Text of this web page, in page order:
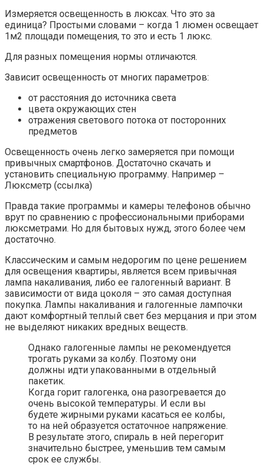
Измеряется освещенность в люксах. Что это за
единица? Простыми словами – когда 1 люмен освещает
1м2 площади помещения, то это и есть 1 люкс.
Для разных помещения нормы отличаются.
Зависит освещенность от многих параметров:
от расстояния до источника света
цвета окружающих стен
отражения светового потока от посторонних
предметов
Освещенность очень легко замеряется при помощи
привычных смартфонов. Достаточно скачать и
установить специальную программу. Например –
Люксметр (ссылка)
Правда такие программы и камеры телефонов обычно
врут по сравнению с профессиональными приборами
люксметрами. Но для бытовых нужд, этого более чем
достаточно.
Классическим и самым недорогим по цене решением
для освещения квартиры, является всем привычная
лампа накаливания, либо ее галогенный вариант. В
зависимости от вида цоколя – это самая доступная
покупка. Лампы накаливания и галогенные лампочки
дают комфортный теплый свет без мерцания и при этом
не выделяют никаких вредных веществ.
Однако галогенные лампы не рекомендуется
трогать руками за колбу. Поэтому они
должны идти упакованными в отдельный
пакетик.
Когда горит галогенка, она разогревается до
очень высокой температуры. И если вы
будете жирными руками касаться ее колбы,
то на ней образуется остаточное напряжение.
В результате этого, спираль в ней перегорит
значительно быстрее, уменьшив тем самым
срок ее службы.